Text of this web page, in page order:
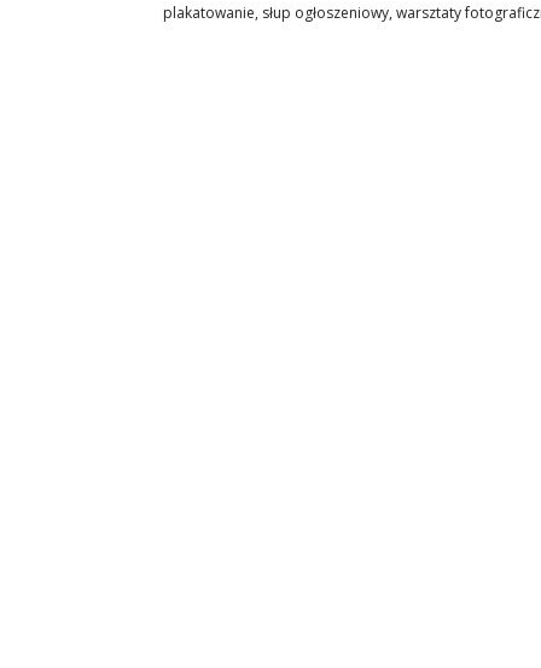
plakatowanie, słup ogłoszeniowy, warsztaty